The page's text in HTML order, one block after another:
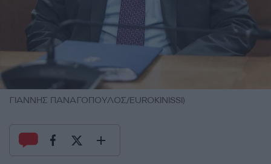
ΓΙΑΝΝΗΣ ΠΑΝΑΓΟΠΟΥΛΟΣ/EUROKINISSI)